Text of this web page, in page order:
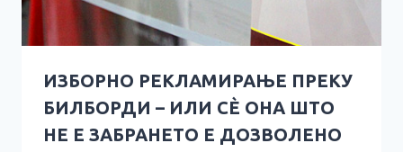
ИЗБОРНО РЕКЛАМИРАЊЕ ПРЕКУ
БИЛБОРДИ – ИЛИ СЀ ОНА ШТО
НЕ Е ЗАБРАНЕТО Е ДОЗВОЛЕНО